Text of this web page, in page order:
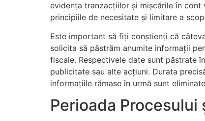
evidența tranzacțiilor și mișcările în
principiile de necesitate și limitare a
Este important să fiți conștienți că
solicita să păstrăm anumite informații
fiscale. Respectivele date sunt păstrate
publicitate sau alte acțiuni. Durata
informațiile rămase în urmă sunt
Perioada Procesului